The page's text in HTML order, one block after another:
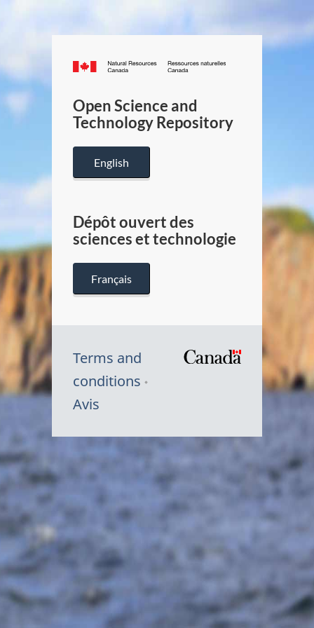
Canada.ca
/
Canada
Open Science and
Technology Repository
English
Dépôt ouvert des
sciences et technologie
Français
Terms and
conditions
Avis
Symbole
Canada